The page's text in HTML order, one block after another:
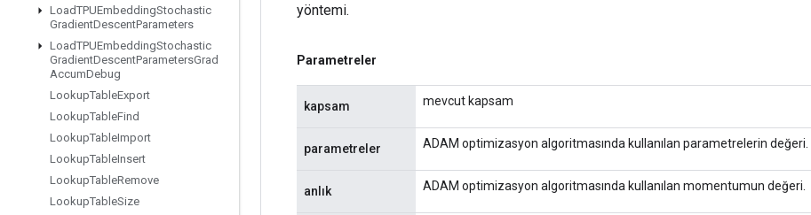
LoadTPUEmbeddingStochastic
GradientDescentParameters
LoadTPUEmbeddingStochastic
GradientDescentParametersGrad
AccumDebug
LookupTableExport
LookupTableFind
LookupTableImport
LookupTableInsert
LookupTableRemove
LookupTableSize
yöntemi.
Parametreler
kapsam mevcut kapsam
parametreler ADAM optimizasyon algoritmasında kullanılan parametrelerin değeri.
anlık ADAM optimizasyon algoritmasında kullanılan momentumun değeri.